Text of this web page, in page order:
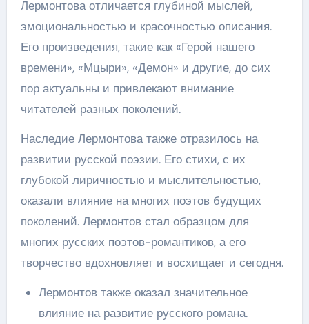
Лермонтова отличается глубиной мыслей,
эмоциональностью и красочностью описания.
Его произведения, такие как «Герой нашего
времени», «Мцыри», «Демон» и другие, до сих
пор актуальны и привлекают внимание
читателей разных поколений.
Наследие Лермонтова также отразилось на
развитии русской поэзии. Его стихи, с их
глубокой лиричностью и мыслительностью,
оказали влияние на многих поэтов будущих
поколений. Лермонтов стал образцом для
многих русских поэтов-романтиков, а его
творчество вдохновляет и восхищает и сегодня.
Лермонтов также оказал значительное
влияние на развитие русского романа.